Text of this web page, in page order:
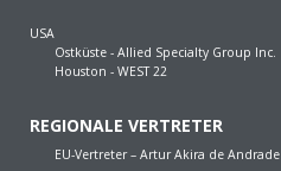
USA
Ostküste - Allied Specialty Group Inc.
Houston - WEST 22
REGIONALE VERTRETER
EU-Vertreter – Artur Akira de Andrade